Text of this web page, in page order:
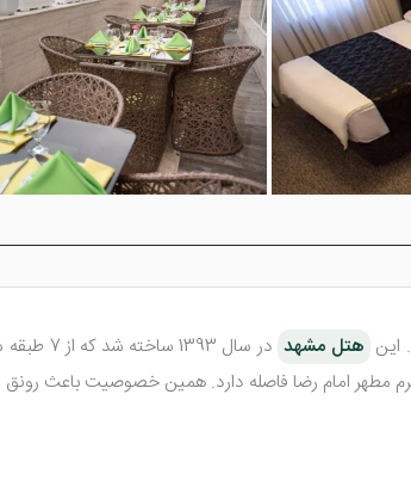
هتل مشهد
در سال